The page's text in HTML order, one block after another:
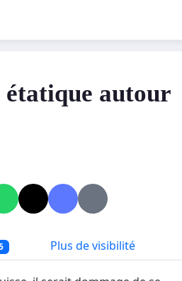
autour
Plus de visibilité